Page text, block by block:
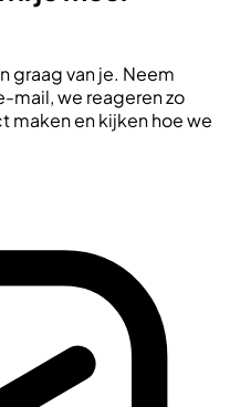
graag van je. Neem
mail, we reageren zo
maken en kijken hoe we